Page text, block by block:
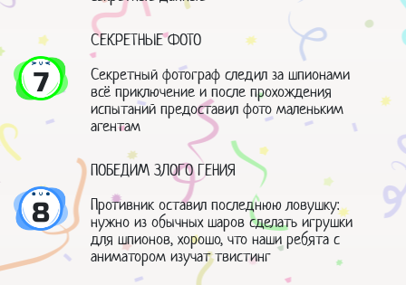
7
СЕКРЕТНЫЕ ФОТО
Секретный фотограф следил за шпионами
всё приключение и после прохождения
испытаний предоставил фото маленьким
агентам
8
ПОБЕДИМ ЗЛОГО ГЕНИЯ
Противник оставил последнюю ловушку:
нужно из обычных шаров сделать игрушки
для шпионов, хорошо, что наши ребята с
аниматором изучат твистинг